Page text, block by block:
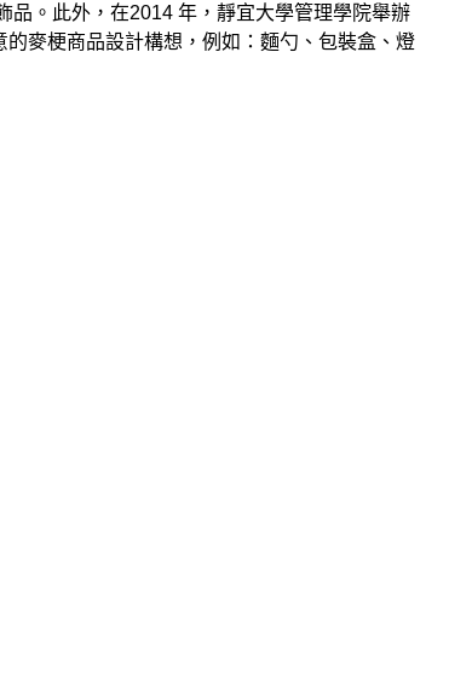
品。此外，在2014 年，靜宜大學管理學院舉辦
麥梗商品設計構想，例如：麵勺、包裝盒、燈